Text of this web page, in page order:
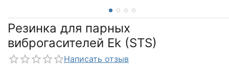
Резинка для парных
виброгасителей Ek (STS)
Написать отзыв